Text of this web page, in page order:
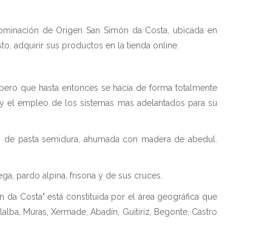
de Origen San Simón da Costa, ubicada en
adquirir sus productos en la tienda online.
que hasta entonces se hacía de forma totalmente
empleo de los sistemas mas adelantados para su
pasta semidura, ahumada con madera de abedul.
pardo alpina, frisona y de sus cruces.
Costa" está constituida por el área geográfica que
Muras, Xermade, Abadín, Guitiriz, Begonte, Castro